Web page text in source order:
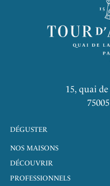
DÉGUSTER
15, quai
NOS MAISONS
DÉCOUVRIR
PROFESSIONNELS